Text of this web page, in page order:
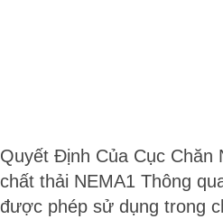
Quyết Định Của Cục Chăn
chất thải NEMA1 Thông
được phép sử dụng trong